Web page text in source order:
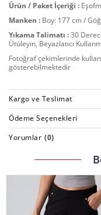
Ürün / Paket İçeriği :
Manken : Boy: 177 cm /
Yıkama Talimatı :30
Ütüleyin, Beyazlatıcı
Fotoğraf çekimlerinde
gösterebilmektedir
Kargo ve Teslimat
Ödeme Seçenekleri
Yorumlar (0)